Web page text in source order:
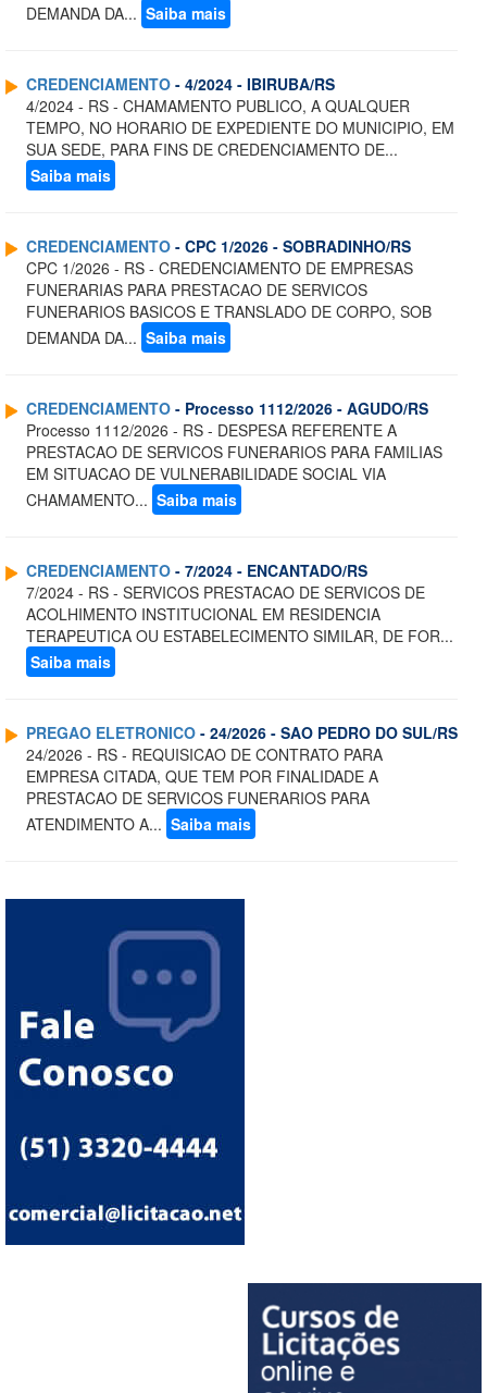
DEMANDA DA... Saiba mais
CREDENCIAMENTO - 4/2024 - IBIRUBA/RS
4/2024 - RS - CHAMAMENTO PUBLICO, A QUALQUER
TEMPO, NO HORARIO DE EXPEDIENTE DO MUNICIPIO, EM
SUA SEDE, PARA FINS DE CREDENCIAMENTO DE...
Saiba mais
CREDENCIAMENTO - CPC 1/2026 - SOBRADINHO/RS
CPC 1/2026 - RS - CREDENCIAMENTO DE EMPRESAS
FUNERARIAS PARA PRESTACAO DE SERVICOS
FUNERARIOS BASICOS E TRANSLADO DE CORPO, SOB
DEMANDA DA... Saiba mais
CREDENCIAMENTO - Processo 1112/2026 - AGUDO/RS
Processo 1112/2026 - RS - DESPESA REFERENTE A
PRESTACAO DE SERVICOS FUNERARIOS PARA FAMILIAS
EM SITUACAO DE VULNERABILIDADE SOCIAL VIA
CHAMAMENTO... Saiba mais
CREDENCIAMENTO - 7/2024 - ENCANTADO/RS
7/2024 - RS - SERVICOS PRESTACAO DE SERVICOS DE
ACOLHIMENTO INSTITUCIONAL EM RESIDENCIA
TERAPEUTICA OU ESTABELECIMENTO SIMILAR, DE FOR...
Saiba mais
PREGAO ELETRONICO - 24/2026 - SAO PEDRO DO SUL/RS
24/2026 - RS - REQUISICAO DE CONTRATO PARA
EMPRESA CITADA, QUE TEM POR FINALIDADE A
PRESTACAO DE SERVICOS FUNERARIOS PARA
ATENDIMENTO A... Saiba mais